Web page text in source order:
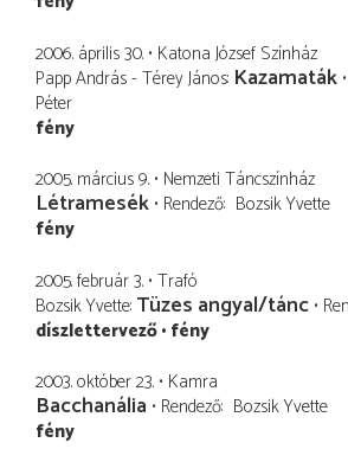
2006. április 30. Katona József Színház
Papp András - Térey János Kazamaták
Péter
fény
2005. március 9. Nemzeti Táncszínház
Létramesék Rendező Bozsik Yvette
fény
2005. február 3. Trafó
Bozsik Yvette Tüzes angyal/tánc
díszlettervező fény
2003. október 23. Kamra
Bacchanália Rendező Bozsik Yvette
fény